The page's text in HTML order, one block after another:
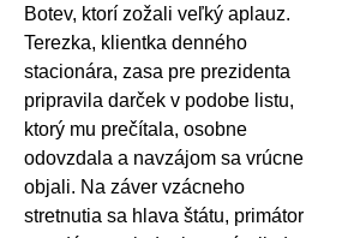
Botev, ktorí zožali veľký aplauz.
Terezka, klientka denného
stacionára, zasa pre prezidenta
pripravila darček v podobe listu,
ktorý mu prečítala, osobne
odovzdala a navzájom sa vrúcne
objali. Na záver vzácneho
stretnutia sa hlava štátu, primátor